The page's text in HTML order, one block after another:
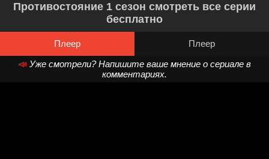
Противостояние 1 сезон смотреть все серии
бесплатно
Плеер
Плеер
📣 Уже смотрели? Напишите ваше мнение о сериале в
комментариях.